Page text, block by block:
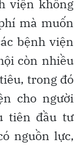
viện không
mà muốn
bệnh viện
còn nhiều
trong đó
cho người
tiên đầu tư
nguồn lực,